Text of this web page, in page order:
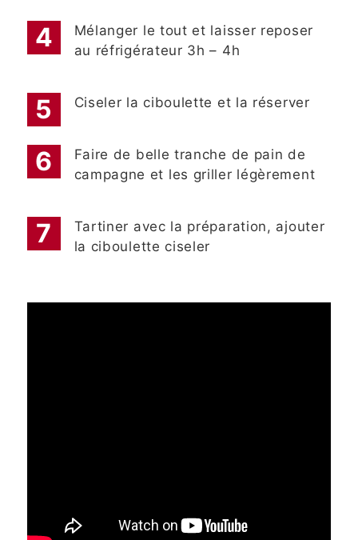
Mélanger le tout et laisser reposer
au réfrigérateur 3h – 4h
Ciseler la ciboulette et la réserver
Faire de belle tranche de pain de
campagne et les griller légèrement
Tartiner avec la préparation, ajouter
la ciboulette ciseler